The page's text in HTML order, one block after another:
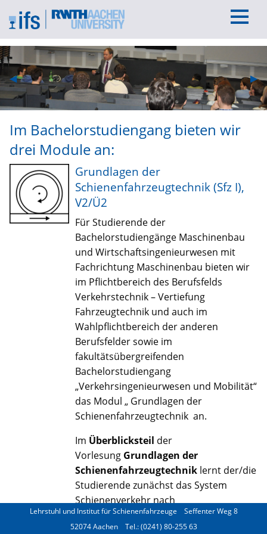
Previous Slide
◀︎ ▶︎
Im Bachelorstudiengang bieten wir
drei Module an:
Grundlagen der
Schienenfahrzeugtechnik (Sfz I),
V2/Ü2
Für Studierende der
Bachelorstudiengänge Maschinenbau
und Wirtschaftsingenieurwesen mit
Fachrichtung Maschinenbau bieten wir
im Pflichtbereich des Berufsfelds
Verkehrstechnik – Vertiefung
Fahrzeugtechnik und auch im
Wahlpflichtbereich der anderen
Berufsfelder sowie im
fakultätsübergreifenden
Bachelorstudiengang
„Verkehrsingenieurwesen und Mobilität“
das Modul „ Grundlagen der
Schienenfahrzeugtechnik an.
Im Überblicksteil der
Vorlesung Grundlagen der
Schienenfahrzeugtechnik lernt der/die
Studierende zunächst das System
Schienenverkehr nach
unterschiedlichen Gesichtspunkten
einzuordnen. Insbesondere werden die
Lehrstuhl und Institut für Schienenfahrzeuge
Seffenter Weg 8
52074 Aachen
Tel.: (0241) 80-255 63